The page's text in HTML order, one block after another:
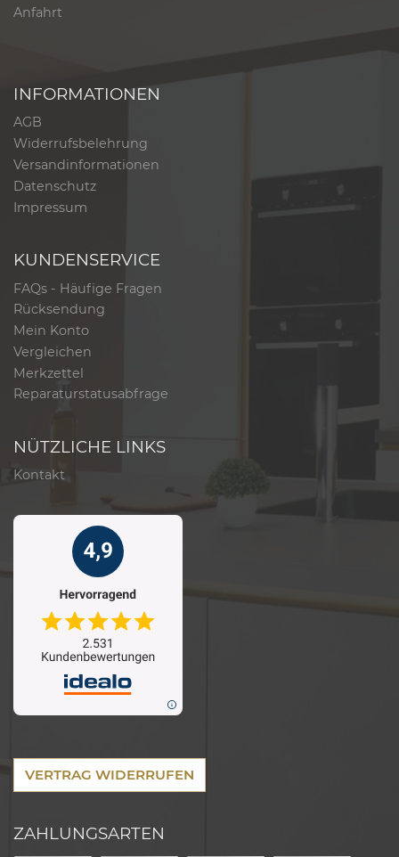
Anfahrt
INFORMATIONEN
AGB
Widerrufsbelehrung
Versandinformationen
Datenschutz
Impressum
KUNDENSERVICE
FAQs - Häufige Fragen
Rücksendung
Mein Konto
Vergleichen
Merkzettel
Reparaturstatusabfrage
NÜTZLICHE LINKS
Kontakt
VERTRAG WIDERRUFEN
ZAHLUNGSARTEN